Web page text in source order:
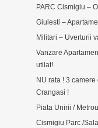
PARC Cismigiu –
Giulesti –
Militari – Uverturii
Vanzare
utilat!
NU rata ! 3
Crangasi !
Piata Unirii /
Cismigiu Parc /